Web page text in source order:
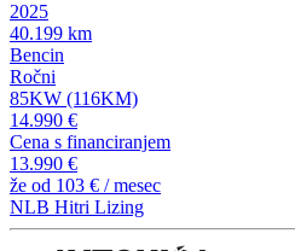
2025
40.199 km
Bencin
Ročni
85KW (116KM)
14.990 €
Cena s financiranjem
13.990 €
že od 103 € / mesec
NLB Hitri Lizing